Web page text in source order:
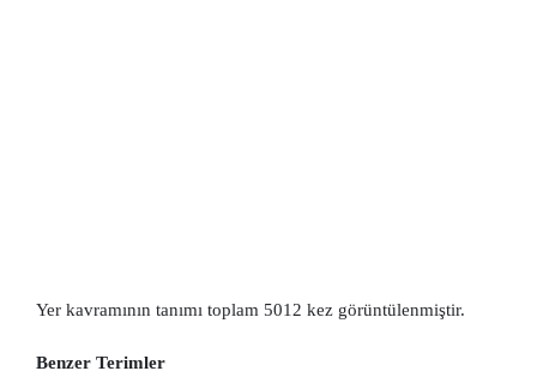
Yer kavramının tanımı toplam 5012 kez görüntülenmiştir.
Benzer Terimler